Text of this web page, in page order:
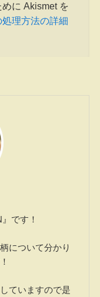
に Akismet を
理方法の詳細
です！
について分かり
ていますので是